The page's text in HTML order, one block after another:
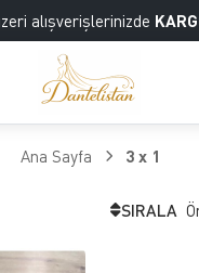
alışverişlerinizde
Ana Sayfa 3 x 1
SIRALA